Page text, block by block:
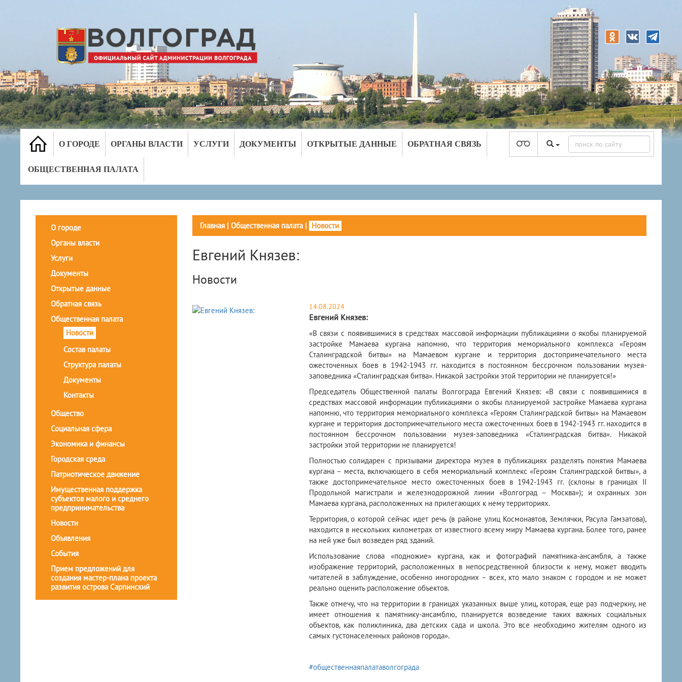
О ГОРОДЕ ОРГАНЫ ВЛАСТИ УСЛУГИ ДОКУМЕНТЫ ОТКРЫТЫЕ ДАННЫЕ ОБРАТНАЯ СВЯЗЬ
ОБЩЕСТВЕННАЯ ПАЛАТА
О городе
Органы власти
Услуги
Документы
Открытые данные
Обратная связь
Общественная палата
Новости
Состав палаты
Структура палаты
Документы
Контакты
Общество
Социальная сфера
Экономика и финансы
Городская среда
Патриотическое движение
Имущественная поддержка
субъектов малого и среднего
предпринимательства
Новости
Объявления
События
Прием предложений для
создания мастер-плана проекта
развития острова Сарпинский
Главная| Общественная палата| Новости
Евгений Князев:
Новости
14.08.2024
Евгений Князев:
​«В связи с появившимися в средствах массовой информации публикациями о якобы планируемой
застройке Мамаева кургана напомню, что территория мемориального комплекса «Героям
Сталинградской битвы» на Мамаевом кургане и территория достопримечательного места
ожесточенных боев в 1942-1943 гг. находится в постоянном бессрочном пользовании музея-
заповедника «Сталинградская битва». Никакой застройки этой территории не планируется!»
​Председатель Общественной палаты Волгограда Евгений Князев: «В связи с появившимися в
средствах массовой информации публикациями о якобы планируемой застройке Мамаева кургана
напомню, что территория мемориального комплекса «Героям Сталинградской битвы» на Мамаевом
кургане и территория достопримечательного места ожесточенных боев в 1942-1943 гг. находится в
постоянном бессрочном пользовании музея-заповедника «Сталинградская битва». Никакой
застройки этой территории не планируется!
Полностью солидарен с призывами директора музея в публикациях разделять понятия Мамаева
кургана – места, включающего в себя мемориальный комплекс «Героям Сталинградской битвы», а
также достопримечательное место ожесточенных боев в 1942-1943 гг. (склоны в границах II
Продольной магистрали и железнодорожной линии «Волгоград – Москва»); и охранных зон
Мамаева кургана, расположенных на прилегающих к нему территориях.
Территория, о которой сейчас идет речь (в районе улиц Космонавтов, Землячки, Расула Гамзатова),
находится в нескольких километрах от известного всему миру Мамаева кургана. Более того, ранее
на ней уже был возведен ряд зданий.
Использование слова «подножие» кургана, как и фотографий памятника-ансамбля, а также
изображение территорий, расположенных в непосредственной близости к нему, может вводить
читателей в заблуждение, особенно иногородних – всех, кто мало знаком с городом и не может
реально оценить расположение объектов.
Также отмечу, что на территории в границах указанных выше улиц, которая, еще раз подчеркну, не
имеет отношения к памятнику-ансамблю, планируется возведение таких важных социальных
объектов, как поликлиника, два детских сада и школа. Это все необходимо жителям одного из
самых густонаселенных районов города».
#общественнаяпалатаволгограда